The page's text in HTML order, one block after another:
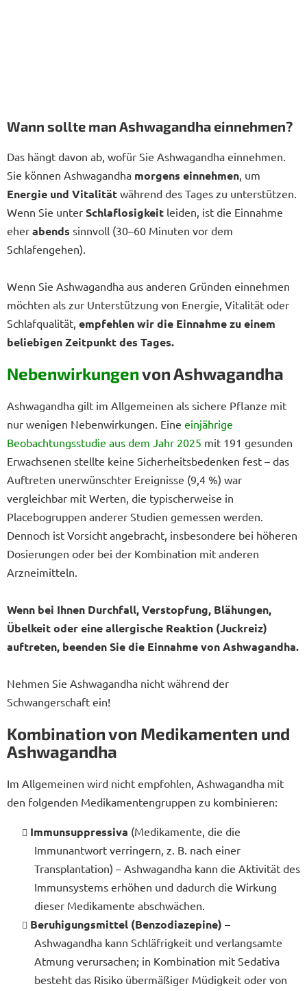
Wann sollte man Ashwagandha einnehmen?
Das hängt davon ab, wofür Sie Ashwagandha einnehmen.
Sie können Ashwagandha morgens einnehmen, um
Energie und Vitalität während des Tages zu unterstützen.
Wenn Sie unter Schlaflosigkeit leiden, ist die Einnahme
eher abends sinnvoll (30–60 Minuten vor dem
Schlafengehen).
Wenn Sie Ashwagandha aus anderen Gründen einnehmen
möchten als zur Unterstützung von Energie, Vitalität oder
Schlafqualität, empfehlen wir die Einnahme zu einem
beliebigen Zeitpunkt des Tages.
Nebenwirkungenvon Ashwagandha
Ashwagandha gilt im Allgemeinen als sichere Pflanze mit
nur wenigen Nebenwirkungen. Eine einjährige
Beobachtungsstudie aus dem Jahr 2025 mit 191 gesunden
Erwachsenen stellte keine Sicherheitsbedenken fest – das
Auftreten unerwünschter Ereignisse (9,4 %) war
vergleichbar mit Werten, die typischerweise in
Placebogruppen anderer Studien gemessen werden.
Dennoch ist Vorsicht angebracht, insbesondere bei höheren
Dosierungen oder bei der Kombination mit anderen
Arzneimitteln.
Wenn bei Ihnen Durchfall, Verstopfung, Blähungen,
Übelkeit oder eine allergische Reaktion (Juckreiz)
auftreten, beenden Sie die Einnahme von Ashwagandha.
Nehmen Sie Ashwagandha nicht während der
Schwangerschaft ein!
Kombination von Medikamenten und
Ashwagandha
Im Allgemeinen wird nicht empfohlen, Ashwagandha mit
den folgenden Medikamentengruppen zu kombinieren:
Immunsuppressiva (Medikamente, die die
Immunantwort verringern, z. B. nach einer
Transplantation) – Ashwagandha kann die Aktivität des
Immunsystems erhöhen und dadurch die Wirkung
dieser Medikamente abschwächen.
Beruhigungsmittel (Benzodiazepine) –
Ashwagandha kann Schläfrigkeit und verlangsamte
Atmung verursachen; in Kombination mit Sedativa
besteht das Risiko übermäßiger Müdigkeit oder von